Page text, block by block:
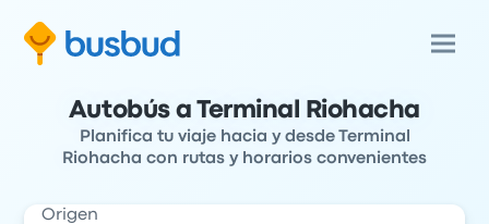
Autobús a Terminal Riohacha
Planifica tu viaje hacia y desde Terminal
Riohacha con rutas y horarios convenientes
Origen